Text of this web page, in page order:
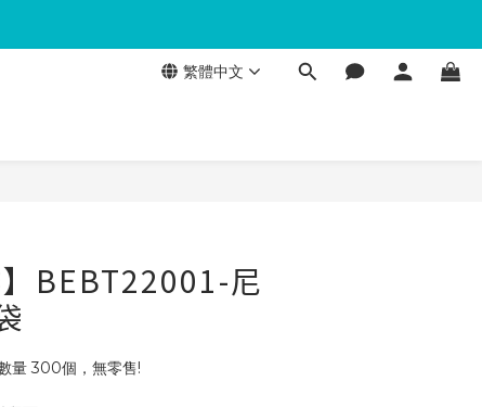
繁體中文
】BEBT22001-尼
量 300個，無零售!